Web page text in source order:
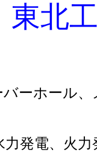
東北
ーホール
力発電、火